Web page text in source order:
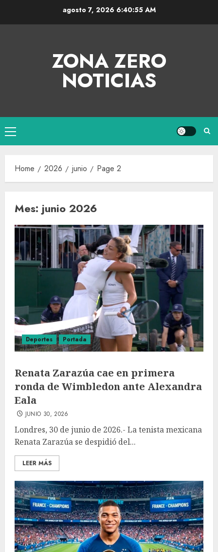
agosto 7, 2026 6:40:56 AM
ZONA ZERO
NOTICIAS
Home 2026 junio Page 2
Mes: junio 2026
Deportes Portada
Renata Zarazúa cae en primera
ronda de Wimbledon ante Alexandra
Eala
JUNIO 30, 2026
Londres, 30 de junio de 2026.- La tenista mexicana
Renata Zarazúa se despidió del...
LEER MÁS